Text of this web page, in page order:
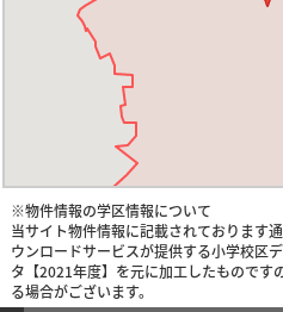
※物件情報の学区情報について
当サイト物件情報に記載されております
ウンロードサービスが提供する小学校区
タ【2021年度】を元に加工したものです
る場合がございます。